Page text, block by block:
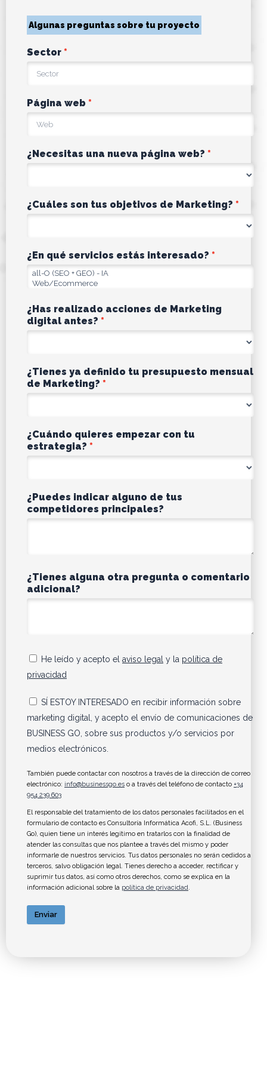
Algunas preguntas sobre tu proyecto
Sector
Página web
¿Necesitas una nueva página web?
¿Cuáles son tus objetivos de Marketing?
¿En qué servicios estás interesado?
¿Has realizado acciones de Marketing
digital antes?
¿Tienes ya definido tu presupuesto mensual
de Marketing?
¿Cuándo quieres empezar con tu
estrategia?
¿Puedes indicar alguno de tus
competidores principales?
¿Tienes alguna otra pregunta o comentario
adicional?
He leído y acepto el aviso legal y la política de
privacidad
SÍ ESTOY INTERESADO en recibir información sobre
marketing digital, y acepto el envío de comunicaciones de
BUSINESS GO, sobre sus productos y/o servicios por
medios electrónicos.
También puede contactar con nosotros a través de la dirección de correo
electrónico: info@businessgo.es o a través del teléfono de contacto +34
954 239 603
El responsable del tratamiento de los datos personales facilitados en el
formulario de contacto es Consultoría Informática Acofi, S.L. (Business
Go), quien tiene un interés legítimo en tratarlos con la finalidad de
atender las consultas que nos plantee a través del mismo y poder
informarle de nuestros servicios. Tus datos personales no serán cedidos a
terceros, salvo obligación legal. Tienes derecho a acceder, rectificar y
suprimir tus datos, así como otros derechos, como se explica en la
información adicional sobre la política de privacidad.
Enviar